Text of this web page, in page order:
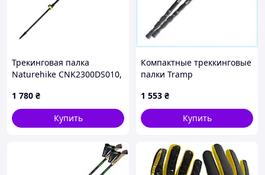
Трекинговая палка
Naturehike CNK2300DS010,
1 780 ₴
Купить
Компактные треккинговые
палки Tramp
T9507T00
1 553 ₴
Купить